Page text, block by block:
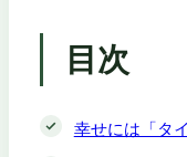
目次
幸せには「タ